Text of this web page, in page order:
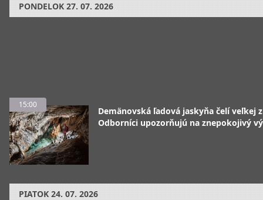
PONDELOK 27. 07. 2026
15:00
Demänovská ľadová jaskyňa čelí veľkej
Odborníci upozorňujú na znepokojivý
PIATOK 24. 07. 2026